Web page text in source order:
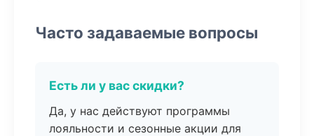
Часто задаваемые вопросы
Есть ли у вас скидки?
Да, у нас действуют программы
лояльности и сезонные акции для